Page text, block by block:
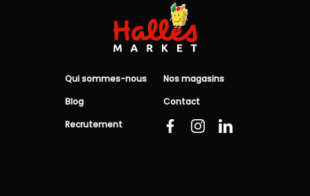
Qui sommes-nous
Blog
Recrutement
Nos magasins
Contact